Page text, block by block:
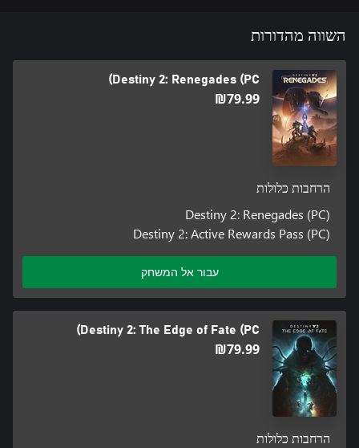
***The Vault of Glass Raid, Crota’s End Raid, King’s Fall Raid, and
105 GB hard drive storage space required as of November 10,
2020. Subject to change. Requires broadband internet. After
November 10, 2020 see www.destinythegame.com/size-
produce adverse effects for a small percentage of people sensitive
Bungie, Inc. makes no guarantee regarding the availability of
online play or features and may modify or discontinue online
services with reasonable notice at any time. Using the software
constitutes acceptance of the Destiny Software License
© 2026 Bungie, Inc. All rights reserved. Destiny, the Destiny
Logo, Bungie and the Bungie Logo are trademarks of Bungie, Inc.
Published and distributed by Bungie, Inc.
השווה מהדורות
Destiny 2: Renegades (PC)
‪₪‎79.99‬
הרחבות כלולות
Destiny 2: Renegades (PC)
Destiny 2: Active Rewards Pass (PC)
עבור אל המשחק
Destiny 2: The Edge of Fate (PC)
‪₪‎79.99‬
הרחבות כלולות